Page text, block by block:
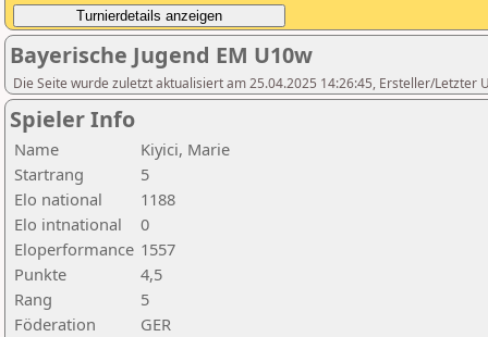
Bayerische Jugend EM U10w
Die Seite wurde zuletzt aktualisiert am 25.04.2025 14:26:45, Ersteller/Letzter
Spieler Info
Name
Kiyici, Marie
Startrang
5
Elo national
1188
Elo intnational
0
Eloperformance 1557
Punkte
4,5
Rang
5
Föderation
GER